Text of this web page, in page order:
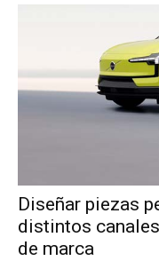
Diseñar piezas
distintos
de marca